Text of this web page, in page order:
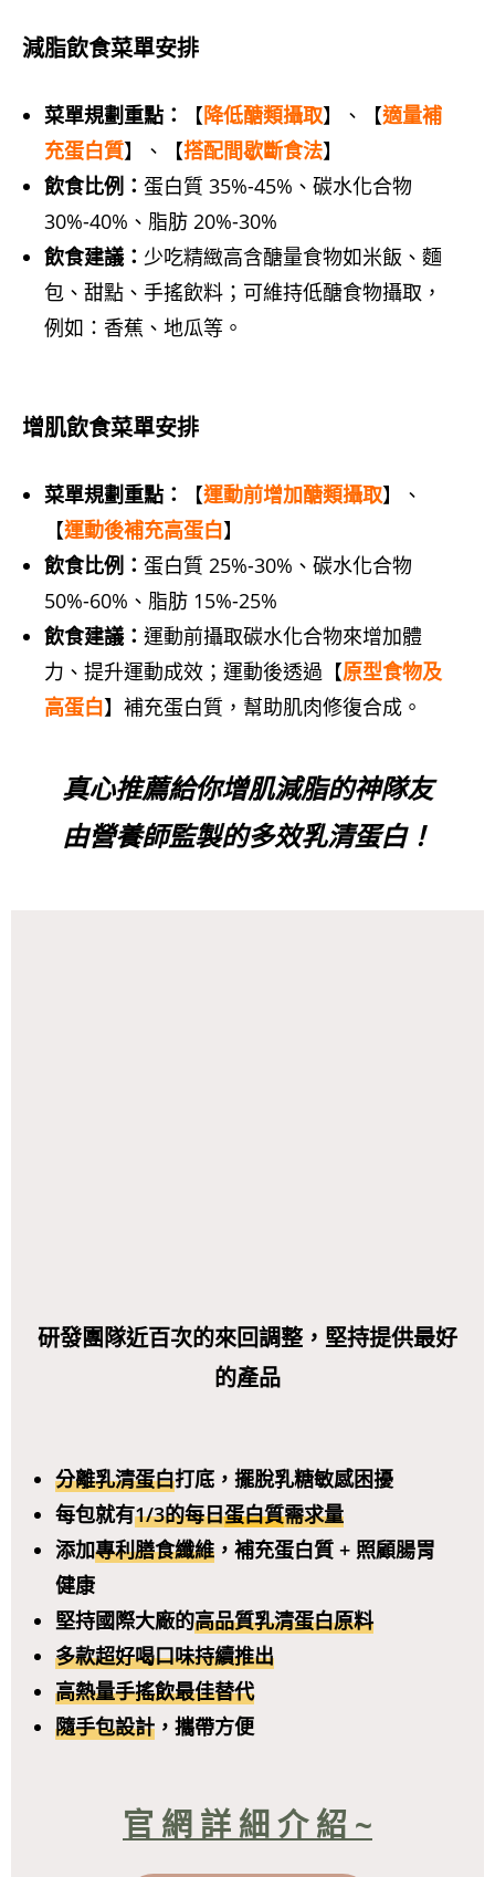
減脂飲食菜單安排
菜單規劃重點： 【降低醣類攝取】、【適量補
充蛋白質】、【搭配間歇斷食法】
飲食比例： 蛋白質 35%-45%、碳水化合物
30%-40%、脂肪 20%-30%
飲食建議： 少吃精緻高含醣量食物如米飯、麵
包、甜點、手搖飲料；可維持低醣食物攝取，
例如：香蕉、地瓜等。
增肌飲食菜單安排
菜單規劃重點： 【運動前增加醣類攝取】、
【運動後補充高蛋白】
飲食比例： 蛋白質 25%-30%、碳水化合物
50%-60%、脂肪 15%-25%
飲食建議： 運動前攝取碳水化合物來增加體
力、提升運動成效；運動後透過【原型食物及
高蛋白】補充蛋白質，幫助肌肉修復合成。
真心推薦給你增肌減脂的神隊友
由營養師監製的多效乳清蛋白！
研發團隊近百次的來回調整，堅持提供最好
的產品
分離乳清蛋白打底，擺脫乳糖敏感困擾
每包就有1/3的每日蛋白質需求量
添加專利膳食纖維 ，補充蛋白質 + 照顧腸胃
健康
堅持國際大廠的高品質乳清蛋白原料
多款超好喝口味持續推出
高熱量手搖飲最佳替代
隨手包設計 ，攜帶方便
官 網 詳 細 介 紹 ~